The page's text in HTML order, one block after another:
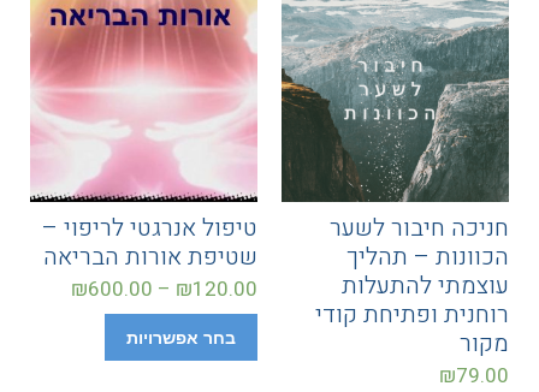
חניכה חיבור לשער
הכוונות – תהליך
עוצמתי להתעלות
רוחנית ופתיחת קודי
מקור
₪79.00
טיפול אנרגטי לריפוי –
שטיפת אורות הבריאה
₪120.00
–
₪600.00
בחר אפשרויות